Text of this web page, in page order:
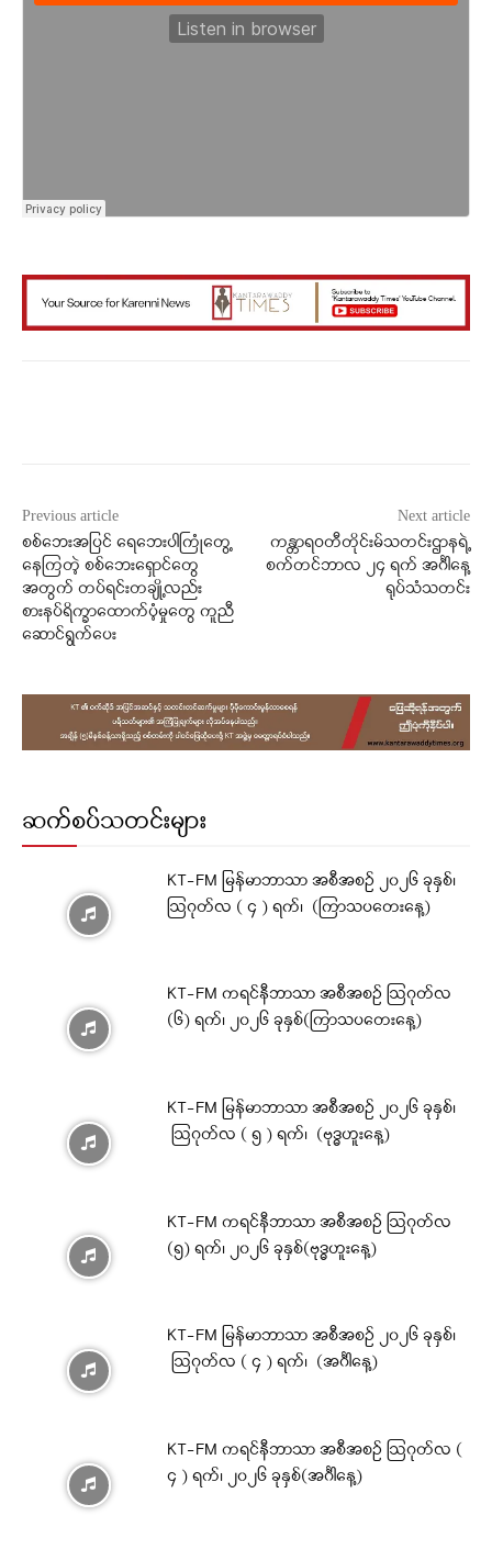
Previous article
စစ်ဘေးအပြင် ရေဘေးပါကြုံတွေ့
နေကြတဲ့ စစ်ဘေးရှောင်တွေ
အတွက် တပ်ရင်းတချို့လည်း
စားနပ်ရိက္ခာထောက်ပံ့မှုတွေ ကူညီ
ဆောင်ရွက်ပေး
Next article
ကန္တာရဝတီတိုင်းမ်သတင်းဌာနရဲ့
စက်တင်ဘာလ ၂၄ ရက် အင်္ဂါနေ့
ရုပ်သံသတင်း
ဆက်စပ်သတင်းများ
KT-FM မြန်မာဘာသာ အစီအစဉ် ၂၀၂၆ ခုနှစ်၊
ဩဂုတ်လ ( ၄ ) ရက်၊ (ကြာသပတေးနေ့)
KT-FM ကရင်နီဘာသာ အစီအစဉ် ဩဂုတ်လ
(၆) ရက်၊ ၂၀၂၆ ခုနှစ်(ကြာသပတေးနေ့)
KT-FM မြန်မာဘာသာ အစီအစဉ် ၂၀၂၆ ခုနှစ်၊
ဩဂုတ်လ ( ၅ ) ရက်၊ (ဗုဒ္ဓဟူးနေ့)
KT-FM ကရင်နီဘာသာ အစီအစဉ် ဩဂုတ်လ
(၅) ရက်၊ ၂၀၂၆ ခုနှစ်(ဗုဒ္ဓဟူးနေ့)
KT-FM မြန်မာဘာသာ အစီအစဉ် ၂၀၂၆ ခုနှစ်၊
ဩဂုတ်လ ( ၄ ) ရက်၊ (အင်္ဂါနေ့)
KT-FM ကရင်နီဘာသာ အစီအစဉ် ဩဂုတ်လ (
၄ ) ရက်၊ ၂၀၂၆ ခုနှစ်(အင်္ဂါနေ့)